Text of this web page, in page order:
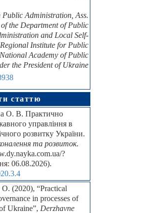
Public Administration, Ass.
of the Department of Public
and Local Self-
Institute for Public
Academy of Public
the President of Ukraine
статтю
О. В. Практично
управління в
розвитку України.
та розвиток.
?
06.08.2026).
(2020), “Practical
in processes of
Ukraine”, Derzhavne